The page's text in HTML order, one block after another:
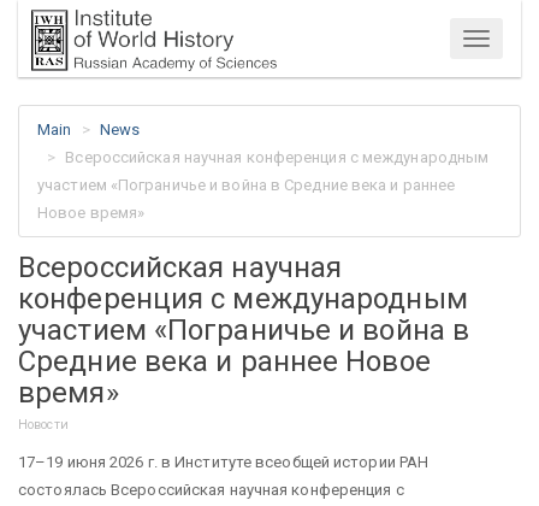
Menu
Main
News
Всероссийская научная конференция с международным
участием «Пограничье и война в Средние века и раннее
Новое время»
Всероссийская научная
конференция с международным
участием «Пограничье и война в
Средние века и раннее Новое
время»
Новости
17–19 июня 2026 г. в Институте всеобщей истории РАН
состоялась Всероссийская научная конференция с